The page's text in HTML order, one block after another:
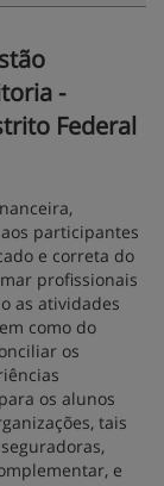
-
Federal
participantes
e correta do
profissionais
as atividades
como do
os
os alunos
tais
e